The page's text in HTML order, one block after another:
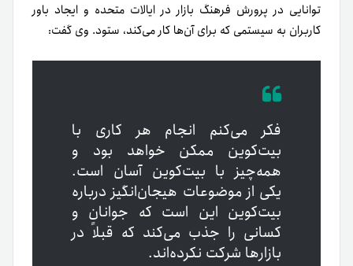
توانایی در پرورش فرهنگ بازار در ایالات متحده و ایجاد باور
کاربران به سیستمی که برای آن‌ها کار می‌کند، ستود. وی گفت:
فکر می‌کنم انجام هر کاری با
بیت‌کوین ممکن خواهد بود و
همه‌چیز با بیت‌کوین آسان است.
یکی از موضوعات هیجان‌انگیز درباره
بیت‌کوین این است که جوانان و
کسانی را جذب می‌کند که قبلاً در
بازارها شرکت نکرده‌اند.